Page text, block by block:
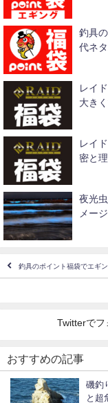
釣具
代ネ
レイ
大き
レイ
密と理
夜光
メージ
釣具のポイント福袋でエギ
Twitterでフ
おすすめの記事
磯釣
と超